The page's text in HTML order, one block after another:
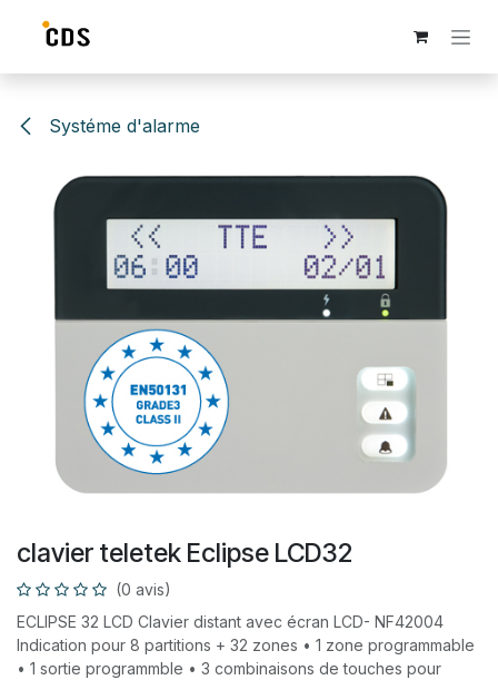
Systéme d'alarme
clavier teletek Eclipse LCD32
(0 avis)
ECLIPSE 32 LCD Clavier distant avec écran LCD- NF42004
Indication pour 8 partitions + 32 zones • 1 zone programmable
• 1 sortie programmble • 3 combinaisons de touches pour